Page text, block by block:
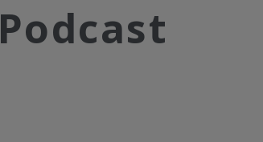
Podcast